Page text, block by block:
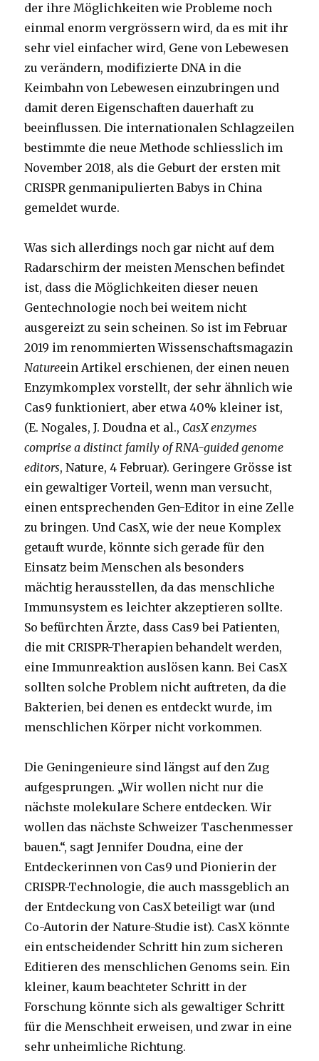
der ihre Möglichkeiten wie Probleme noch
einmal enorm vergrössern wird, da es mit ihr
sehr viel einfacher wird, Gene von Lebewesen
zu verändern, modifizierte DNA in die
Keimbahn von Lebewesen einzubringen und
damit deren Eigenschaften dauerhaft zu
beeinflussen. Die internationalen Schlagzeilen
bestimmte die neue Methode schliesslich im
November 2018, als die Geburt der ersten mit
CRISPR genmanipulierten Babys in China
gemeldet wurde.
Was sich allerdings noch gar nicht auf dem
Radarschirm der meisten Menschen befindet
ist, dass die Möglichkeiten dieser neuen
Gentechnologie noch bei weitem nicht
ausgereizt zu sein scheinen. So ist im Februar
2019 im renommierten Wissenschaftsmagazin
Natureein Artikel erschienen, der einen neuen
Enzymkomplex vorstellt, der sehr ähnlich wie
Cas9 funktioniert, aber etwa 40% kleiner ist,
(E. Nogales, J. Doudna et al., CasX enzymes
comprise a distinct family of RNA-guided genome
editors, Nature, 4 Februar). Geringere Grösse ist
ein gewaltiger Vorteil, wenn man versucht,
einen entsprechenden Gen-Editor in eine Zelle
zu bringen. Und CasX, wie der neue Komplex
getauft wurde, könnte sich gerade für den
Einsatz beim Menschen als besonders
mächtig herausstellen, da das menschliche
Immunsystem es leichter akzeptieren sollte.
So befürchten Ärzte, dass Cas9 bei Patienten,
die mit CRISPR-Therapien behandelt werden,
eine Immunreaktion auslösen kann. Bei CasX
sollten solche Problem nicht auftreten, da die
Bakterien, bei denen es entdeckt wurde, im
menschlichen Körper nicht vorkommen.
Die Geningenieure sind längst auf den Zug
aufgesprungen. „Wir wollen nicht nur die
nächste molekulare Schere entdecken. Wir
wollen das nächste Schweizer Taschenmesser
bauen.“, sagt Jennifer Doudna, eine der
Entdeckerinnen von Cas9 und Pionierin der
CRISPR-Technologie, die auch massgeblich an
der Entdeckung von CasX beteiligt war (und
Co-Autorin der Nature-Studie ist). CasX könnte
ein entscheidender Schritt hin zum sicheren
Editieren des menschlichen Genoms sein. Ein
kleiner, kaum beachteter Schritt in der
Forschung könnte sich als gewaltiger Schritt
für die Menschheit erweisen, und zwar in eine
sehr unheimliche Richtung.